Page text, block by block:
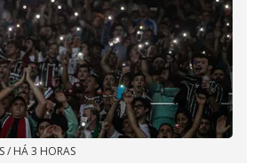
/ HÁ 3 HORAS